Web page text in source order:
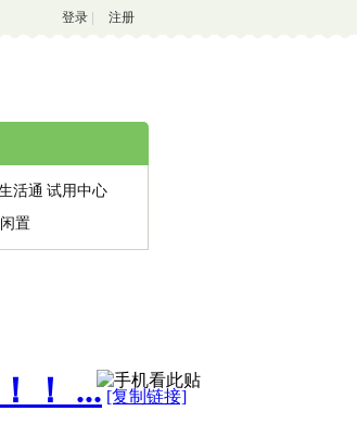
登录 注册
活通 试用中心
置
！ ... [复制链接]